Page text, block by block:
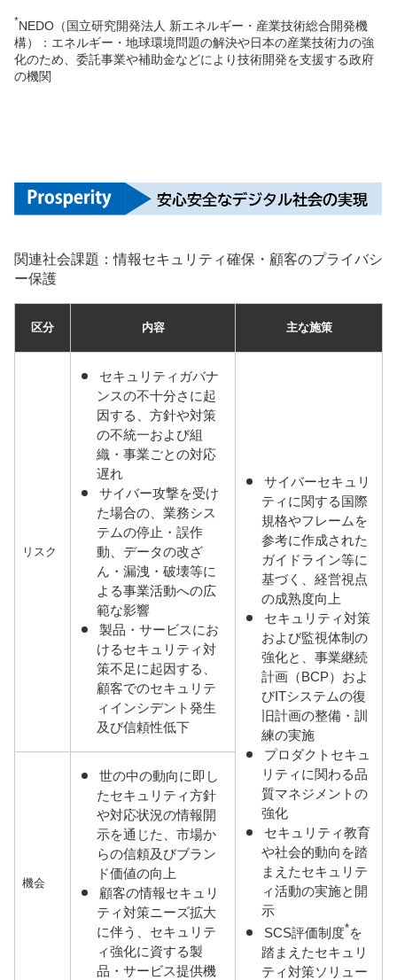
*NEDO（国立研究開発法人 新エネルギー・産業技術総合開発機
構）：エネルギー・地球環境問題の解決や日本の産業技術力の強
化のため、委託事業や補助金などにより技術開発を支援する政府
の機関
関連社会課題：情報セキュリティ確保・顧客のプライバシ
ー保護
区分 内容 主な施策
リスク
セキュリティガバナ
ンスの不十分さに起
因する、方針や対策
の不統一および組
織・事業ごとの対応
遅れ
サイバー攻撃を受け
た場合の、業務シス
テムの停止・誤作
動、データの改ざ
ん・漏洩・破壊等に
よる事業活動への広
範な影響
製品・サービスにお
けるセキュリティ対
策不足に起因する、
顧客でのセキュリテ
ィインシデント発生
及び信頼性低下
サイバーセキュリ
ティに関する国際
規格やフレームを
参考に作成された
ガイドライン等に
基づく、経営視点
の成熟度向上
セキュリティ対策
および監視体制の
強化と、事業継続
計画（BCP）およ
びITシステムの復
旧計画の整備・訓
練の実施
プロダクトセキュ
リティに関わる品
質マネジメントの
強化
セキュリティ教育
や社会的動向を踏
まえたセキュリテ
ィ活動の実施と開
示
SCS評価制度*を
踏まえたセキュリ
ティ対策ソリュー
機会
世の中の動向に即し
たセキュリティ方針
や対応状況の情報開
示を通じた、市場か
らの信頼及びブラン
ド価値の向上
顧客の情報セキュリ
ティ対策ニーズ拡大
に伴う、セキュリテ
ィ強化に資する製
品・サービス提供機